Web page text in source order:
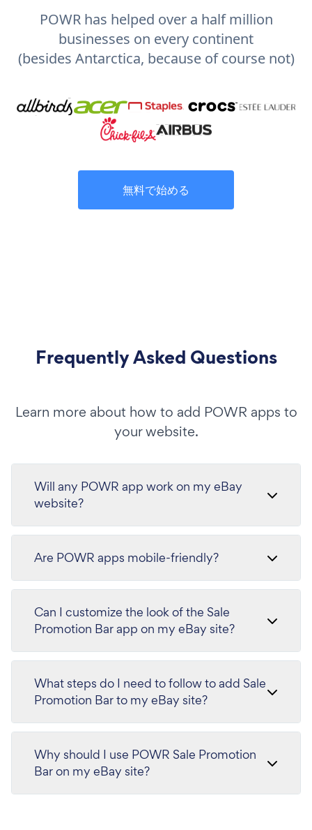
POWR has helped over a half million
businesses on every continent
(besides Antarctica, because of course not)
無料で始める
Frequently Asked Questions
Learn more about how to add POWR apps to
your website.
Will any POWR app work on my eBay
website?
Are POWR apps mobile-friendly?
Can I customize the look of the Sale
Promotion Bar app on my eBay site?
What steps do I need to follow to add Sale
Promotion Bar to my eBay site?
Why should I use POWR Sale Promotion
Bar on my eBay site?